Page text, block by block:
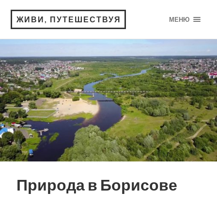
ЖИВИ, ПУТЕШЕСТВУЯ МЕНЮ
Природа в Борисове